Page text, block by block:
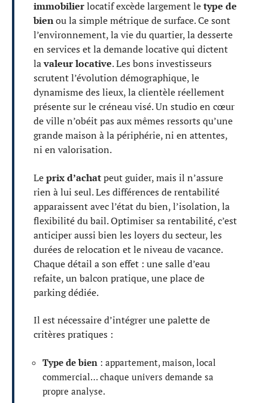
immobilierlocatif excède largement letype de
bienou la simple métrique de surface. Ce sont
l’environnement, la vie du quartier, la desserte
en services et la demande locative qui dictent
lavaleur locative. Les bons investisseurs
scrutent l’évolution démographique, le
dynamisme des lieux, la clientèle réellement
présente sur le créneau visé. Un studio en cœur
de ville n’obéit pas aux mêmes ressorts qu’une
grande maison à la périphérie, ni en attentes,
ni en valorisation.
Leprix d’achatpeut guider, mais il n’assure
rien à lui seul. Les différences de rentabilité
apparaissent avec l’état du bien, l’isolation, la
flexibilité du bail. Optimiser sa rentabilité, c’est
anticiper aussi bien les loyers du secteur, les
durées de relocation et le niveau de vacance.
Chaque détail a son effet : une salle d’eau
refaite, un balcon pratique, une place de
parking dédiée.
Il est nécessaire d’intégrer une palette de
critères pratiques :
Type de bien : appartement, maison, local
commercial… chaque univers demande sa
propre analyse.